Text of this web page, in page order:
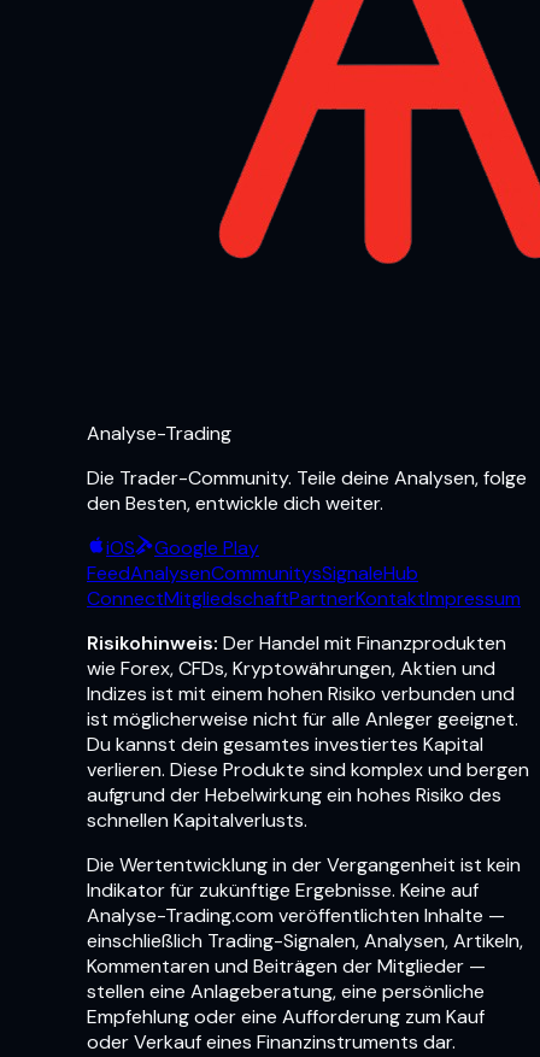
Analyse-Trading
Die Trader-Community. Teile deine Analysen, folge
den Besten, entwickle dich weiter.
iOS
Google Play
FeedAnalysenCommunitysSignaleHub
ConnectMitgliedschaftPartnerKontaktImpressum
Risikohinweis: Der Handel mit Finanzprodukten
wie Forex, CFDs, Kryptowährungen, Aktien und
Indizes ist mit einem hohen Risiko verbunden und
ist möglicherweise nicht für alle Anleger geeignet.
Du kannst dein gesamtes investiertes Kapital
verlieren. Diese Produkte sind komplex und bergen
aufgrund der Hebelwirkung ein hohes Risiko des
schnellen Kapitalverlusts.
Die Wertentwicklung in der Vergangenheit ist kein
Indikator für zukünftige Ergebnisse. Keine auf
Analyse-Trading.com veröffentlichten Inhalte —
einschließlich Trading-Signalen, Analysen, Artikeln,
Kommentaren und Beiträgen der Mitglieder —
stellen eine Anlageberatung, eine persönliche
Empfehlung oder eine Aufforderung zum Kauf
oder Verkauf eines Finanzinstruments dar.